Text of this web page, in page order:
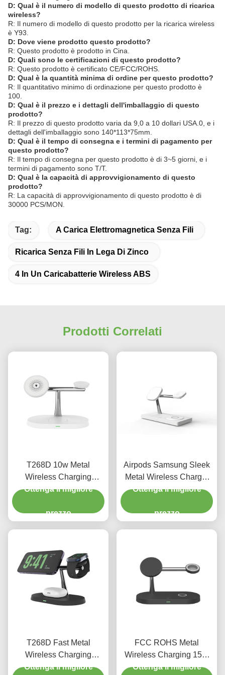
D: Qual è il numero di modello di questo prodotto di ricarica
wireless?
R: Il numero di modello di questo prodotto per la ricarica wireless
è Y93.
D: Dove viene prodotto questo prodotto?
R: Questo prodotto è prodotto in Cina.
D: Quali sono le certificazioni di questo prodotto?
R: Questo prodotto è certificato CE/FCC/ROHS.
D: Qual è la quantità minima di ordine per questo prodotto?
R: Il quantitativo minimo di ordinazione per questo prodotto è
100.
D: Qual è il prezzo e i dettagli dell'imballaggio di questo
prodotto?
R: Il prezzo di questo prodotto varia da 9,0 a 10 dollari USA.0, e i
dettagli dell'imballaggio sono 140*113*75mm.
D: Qual è il tempo di consegna e i termini di pagamento per
questo prodotto?
R: Il tempo di consegna per questo prodotto è di 3~5 giorni, e i
termini di pagamento sono T/T.
D: Qual è la capacità di approvvigionamento di questo
prodotto?
R: La capacità di approvvigionamento di questo prodotto è di
30000 PCS/MON.
Tag: A Carica Elettromagnetica Senza Fili
Ricarica Senza Fili In Lega Di Zinco
4 In Un Caricabatterie Wireless ABS
Prodotti Correlati
T268D 10w Metal
Wireless Charging
Magnetic Wireless
orologio
Ottenga il migliore
prezzo
Airpods Samsung Sleek
Metal Wireless Charger
Dual Wireless Charging
Ottenga il migliore
prezzo
T268D Fast Metal
Wireless Charging
Stabile corrente
Ottenga il migliore
FCC ROHS Metal
Wireless Charging 15W
Zinc Alloy Wireless
Ottenga il migliore